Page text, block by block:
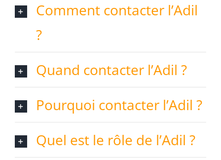
Comment contacter l’Adil
?
Quand contacter l’Adil ?
Pourquoi contacter l’Adil ?
Quel est le rôle de l’Adil ?